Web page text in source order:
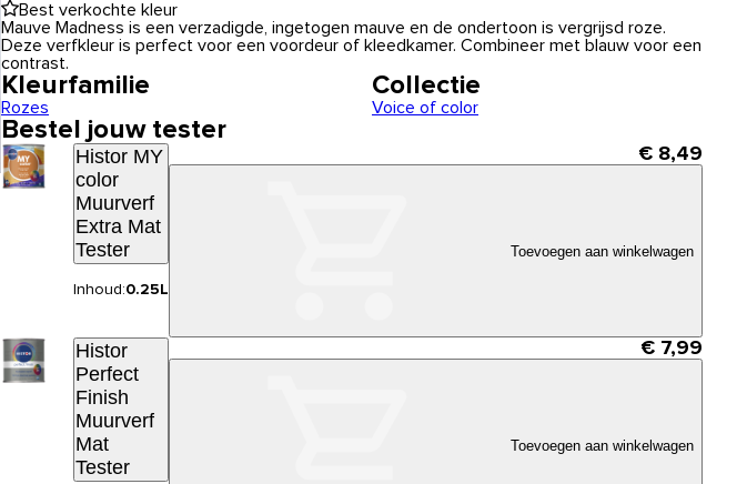
Best verkochte kleur
Mauve Madness is een verzadigde, ingetogen mauve en de ondertoon is vergrijsd roze.
Deze verfkleur is perfect voor een voordeur of kleedkamer. Combineer met blauw voor een
contrast.
Kleurfamilie
Rozes
Collectie
Voice of color
Bestel jouw tester
Histor MY
color
Muurverf
Extra Mat
Tester
Inhoud:0.25L
€ 8,49
Toevoegen aan winkelwagen
Histor
Perfect
Finish
Muurverf
Mat
Tester
€ 7,99
Toevoegen aan winkelwagen